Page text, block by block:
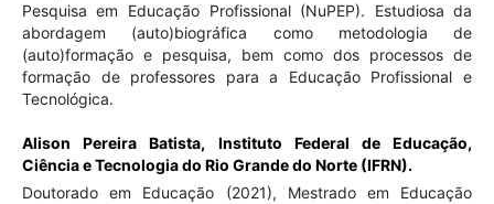
Pesquisa em Educação Profissional (NuPEP). Estudiosa da
abordagem (auto)biográfica como metodologia de
(auto)formação e pesquisa, bem como dos processos de
formação de professores para a Educação Profissional e
Tecnológica.
Alison Pereira Batista, Instituto Federal de Educação,
Ciência e Tecnologia do Rio Grande do Norte (IFRN).
Doutorado em Educação (2021), Mestrado em Educação